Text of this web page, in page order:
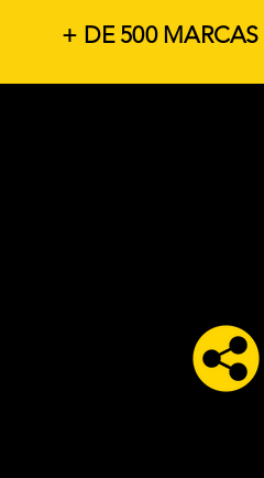
+ DE 500 MARCAS